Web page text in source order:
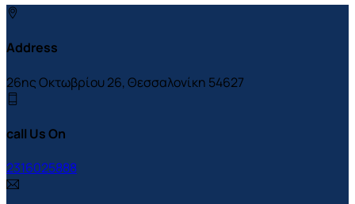
Address
26ης Οκτωβρίου 26, Θεσσαλονίκη 54627
call Us On
2316025888